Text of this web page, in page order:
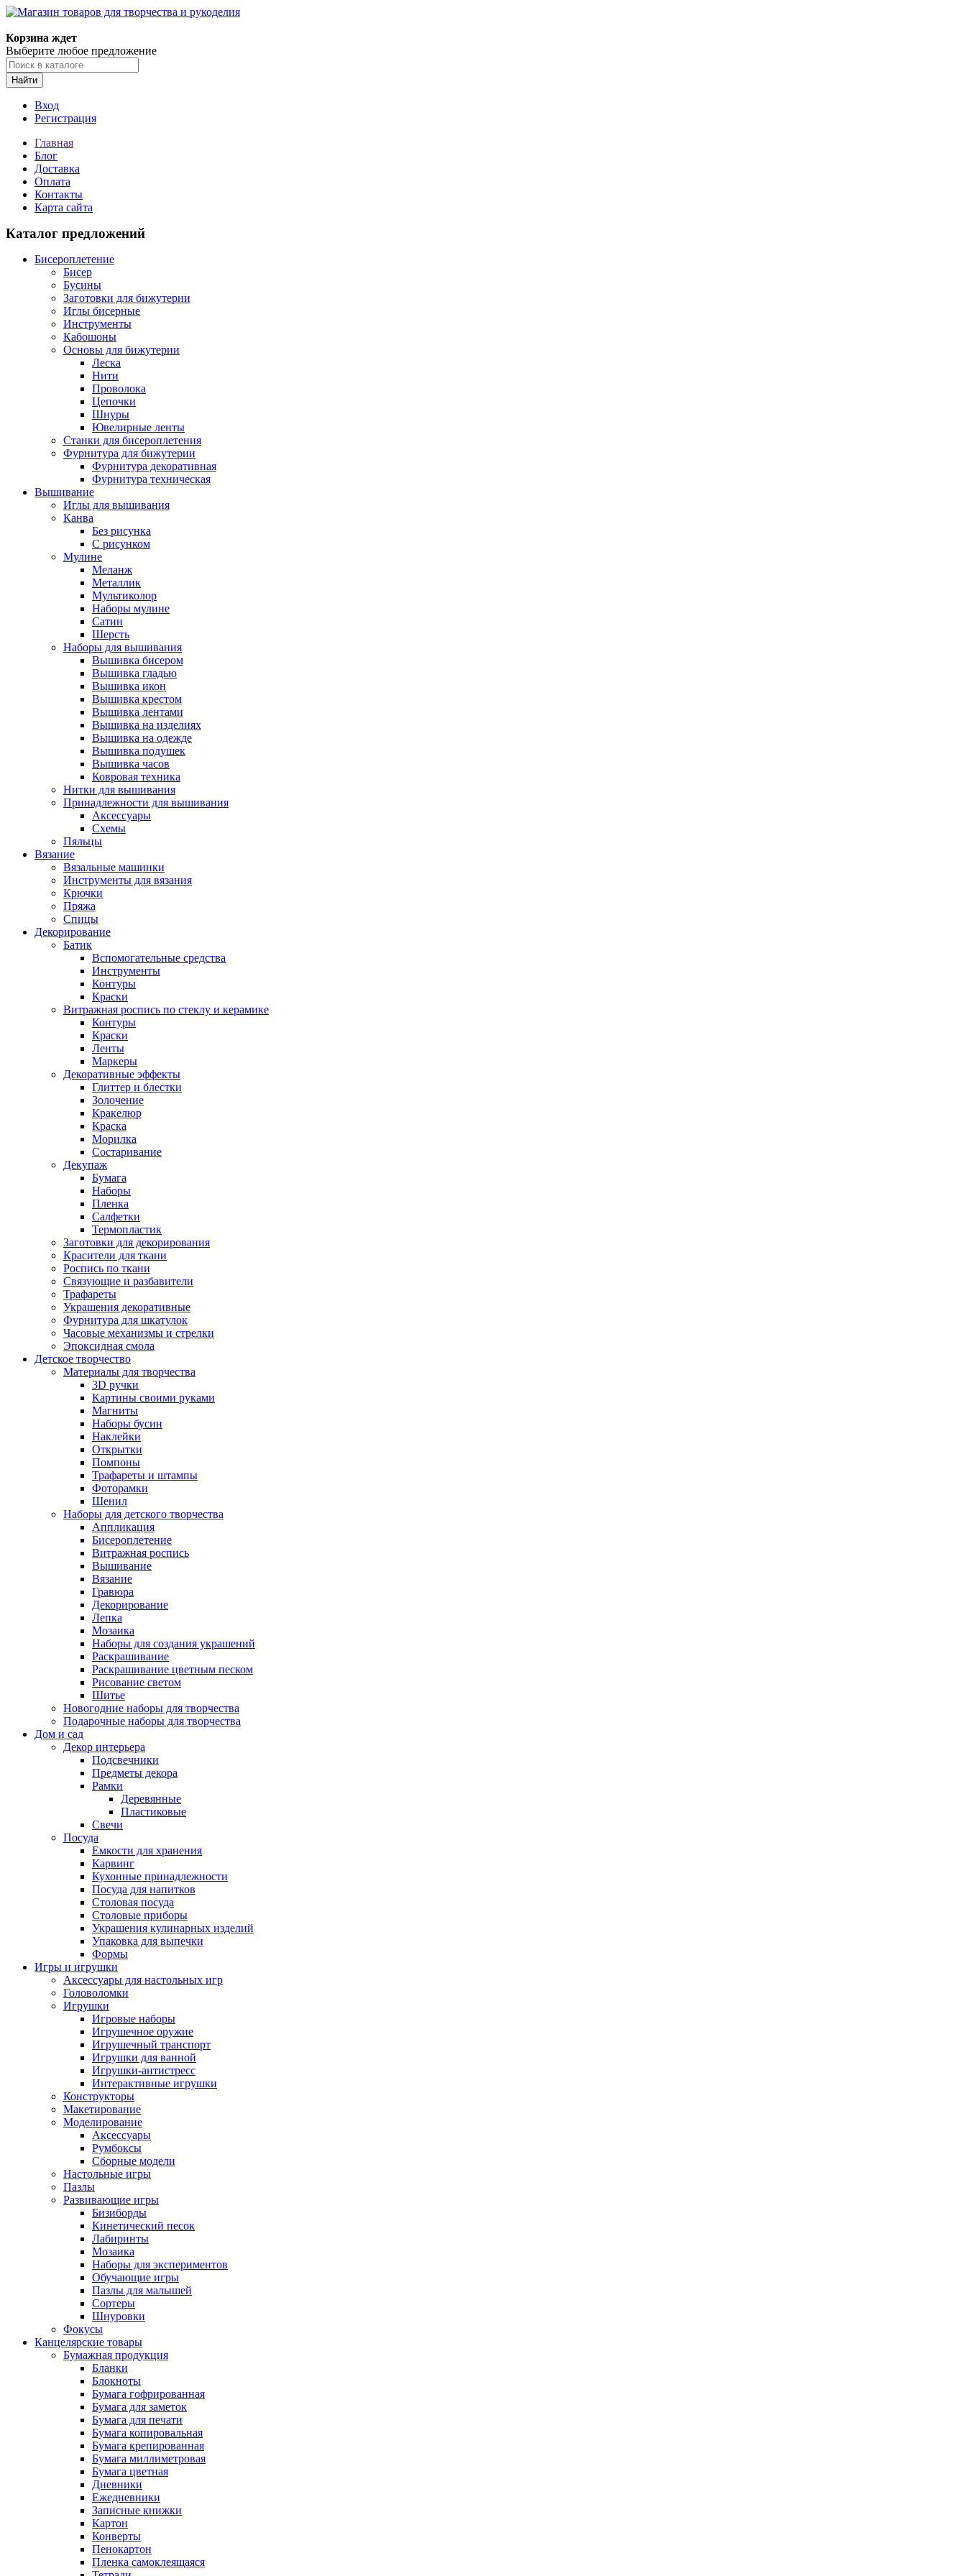
Корзина ждет
Выберите любое предложение
Найти
Вход
Регистрация
Главная
Блог
Доставка
Оплата
Контакты
Карта сайта
Каталог предложений
Бисероплетение
Бисер
Бусины
Заготовки для бижутерии
Иглы бисерные
Инструменты
Кабошоны
Основы для бижутерии
Леска
Нити
Проволока
Цепочки
Шнуры
Ювелирные ленты
Станки для бисероплетения
Фурнитура для бижутерии
Фурнитура декоративная
Фурнитура техническая
Вышивание
Иглы для вышивания
Канва
Без рисунка
С рисунком
Мулине
Меланж
Металлик
Мультиколор
Наборы мулине
Сатин
Шерсть
Наборы для вышивания
Вышивка бисером
Вышивка гладью
Вышивка икон
Вышивка крестом
Вышивка лентами
Вышивка на изделиях
Вышивка на одежде
Вышивка подушек
Вышивка часов
Ковровая техника
Нитки для вышивания
Принадлежности для вышивания
Аксессуары
Схемы
Пяльцы
Вязание
Вязальные машинки
Инструменты для вязания
Крючки
Пряжа
Спицы
Декорирование
Батик
Вспомогательные средства
Инструменты
Контуры
Краски
Витражная роспись по стеклу и керамике
Контуры
Краски
Ленты
Маркеры
Декоративные эффекты
Глиттер и блестки
Золочение
Кракелюр
Краска
Морилка
Состаривание
Декупаж
Бумага
Наборы
Пленка
Салфетки
Термопластик
Заготовки для декорирования
Красители для ткани
Роспись по ткани
Связующие и разбавители
Трафареты
Украшения декоративные
Фурнитура для шкатулок
Часовые механизмы и стрелки
Эпоксидная смола
Детское творчество
Материалы для творчества
3D ручки
Картины своими руками
Магниты
Наборы бусин
Наклейки
Открытки
Помпоны
Трафареты и штампы
Фоторамки
Шенил
Наборы для детского творчества
Аппликация
Бисероплетение
Витражная роспись
Вышивание
Вязание
Гравюра
Декорирование
Лепка
Мозаика
Наборы для создания украшений
Раскрашивание
Раскрашивание цветным песком
Рисование светом
Шитье
Новогодние наборы для творчества
Подарочные наборы для творчества
Дом и сад
Декор интерьера
Подсвечники
Предметы декора
Рамки
Деревянные
Пластиковые
Свечи
Посуда
Емкости для хранения
Карвинг
Кухонные принадлежности
Посуда для напитков
Столовая посуда
Столовые приборы
Украшения кулинарных изделий
Упаковка для выпечки
Формы
Игры и игрушки
Аксессуары для настольных игр
Головоломки
Игрушки
Игровые наборы
Игрушечное оружие
Игрушечный транспорт
Игрушки для ванной
Игрушки-антистресс
Интерактивные игрушки
Конструкторы
Макетирование
Моделирование
Аксессуары
Румбоксы
Сборные модели
Настольные игры
Пазлы
Развивающие игры
Бизиборды
Кинетический песок
Лабиринты
Мозаика
Наборы для экспериментов
Обучающие игры
Пазлы для малышей
Сортеры
Шнуровки
Фокусы
Канцелярские товары
Бумажная продукция
Бланки
Блокноты
Бумага гофрированная
Бумага для заметок
Бумага для печати
Бумага копировальная
Бумага крепированная
Бумага миллиметровая
Бумага цветная
Дневники
Ежедневники
Записные книжки
Картон
Конверты
Пенокартон
Пленка самоклеящаяся